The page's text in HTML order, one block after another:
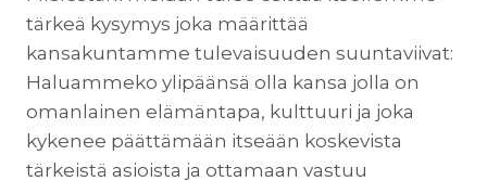
tärkeä kysymys joka määrittää
kansakuntamme tulevaisuuden suuntaviivat:
Haluammeko ylipäänsä olla kansa jolla on
omanlainen elämäntapa, kulttuuri ja joka
kykenee päättämään itseään koskevista
tärkeistä asioista ja ottamaan vastuu